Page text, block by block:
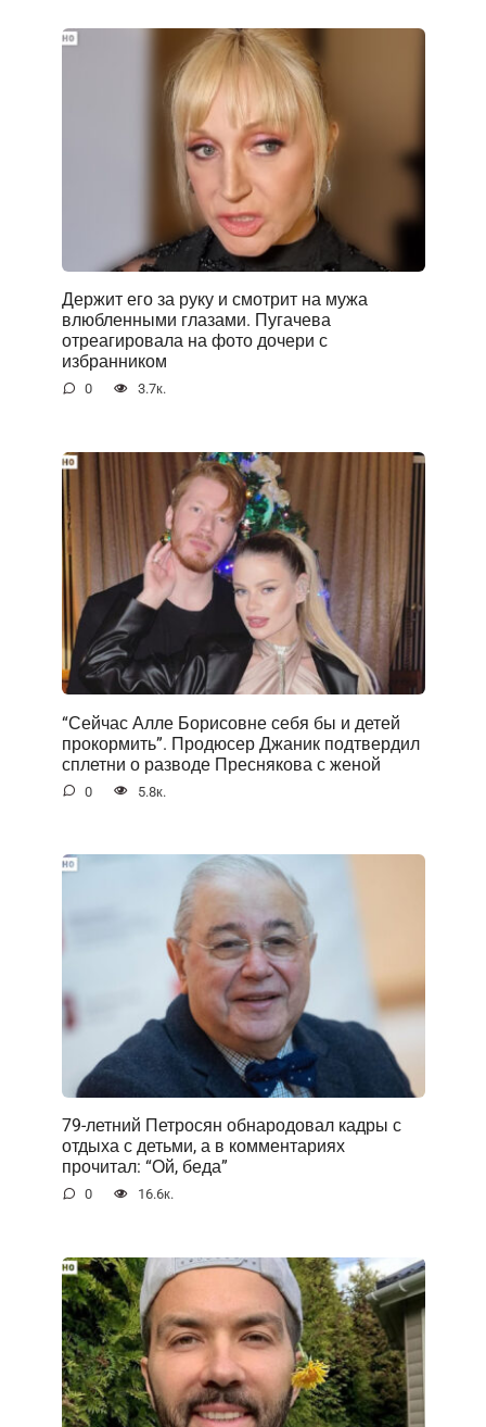
Держит его за руку и смотрит на мужа
влюбленными глазами. Пугачева
отреагировала на фото дочери с
избранником
0 3.7к.
“Сейчас Алле Борисовне себя бы и детей
прокормить”. Продюсер Джаник подтвердил
сплетни о разводе Преснякова с женой
0 5.8к.
79-летний Петросян обнародовал кадры с
отдыха с детьми, а в комментариях
прочитал: “Ой, беда”
0 16.6к.